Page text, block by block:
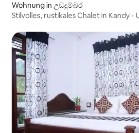
Wohnung in උඩදුම්බර
Stilvolles, rustikales Chalet in Kandy -